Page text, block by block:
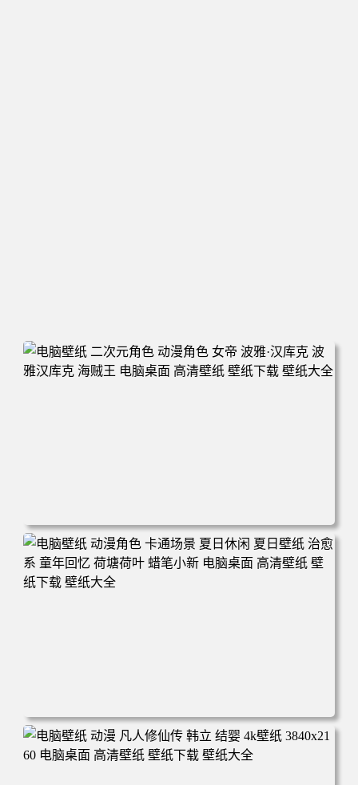
电脑壁纸 二次元角色 动漫角色 女帝 波雅·汉库克 波雅汉库
克 海贼王 电脑桌面 高清壁纸 壁纸下载 壁纸大全
电脑壁纸 动漫角色 卡通场景 夏日休闲 夏日壁纸 治愈系 童
年回忆 荷塘荷叶 蜡笔小新 电脑桌面 高清壁纸 壁纸下载 壁